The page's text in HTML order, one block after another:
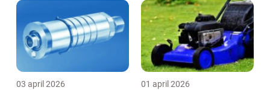
03 april 2026 01 april 2026